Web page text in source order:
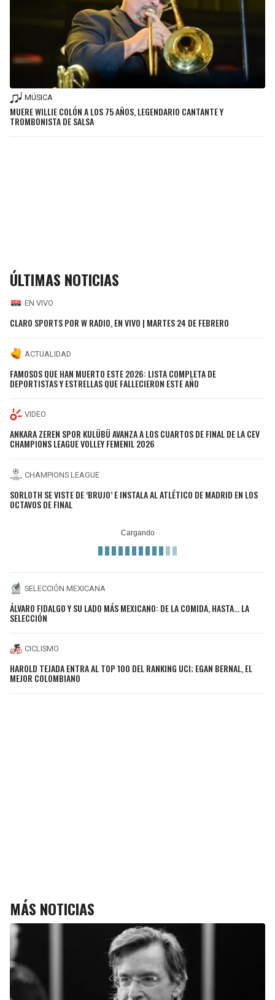
MÚSICA
MUERE WILLIE COLÓN A LOS 75 AÑOS, LEGENDARIO CANTANTE Y
TROMBONISTA DE SALSA
ÚLTIMAS NOTICIAS
EN VIVO
CLARO SPORTS POR W RADIO, EN VIVO | MARTES 24 DE FEBRERO
ACTUALIDAD
FAMOSOS QUE HAN MUERTO ESTE 2026: LISTA COMPLETA DE
DEPORTISTAS Y ESTRELLAS QUE FALLECIERON ESTE AÑO
VIDEO
ANKARA ZEREN SPOR KULÜBÜ AVANZA A LOS CUARTOS DE FINAL DE LA CEV
CHAMPIONS LEAGUE VOLLEY FEMENIL 2026
CHAMPIONS LEAGUE
SORLOTH SE VISTE DE ‘BRUJO’ E INSTALA AL ATLÉTICO DE MADRID EN LOS
OCTAVOS DE FINAL
SELECCIÓN MEXICANA
ÁLVARO FIDALGO Y SU LADO MÁS MEXICANO: DE LA COMIDA, HASTA… LA
SELECCIÓN
CICLISMO
HAROLD TEJADA ENTRA AL TOP 100 DEL RANKING UCI; EGAN BERNAL, EL
MEJOR COLOMBIANO
MÁS NOTICIAS